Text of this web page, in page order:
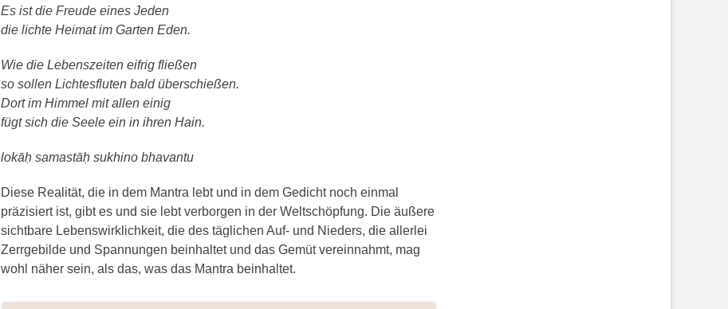
Es ist die Freude eines Jeden
die lichte Heimat im Garten Eden.
Wie die Lebenszeiten eifrig fließen
so sollen Lichtesfluten bald überschießen.
Dort im Himmel mit allen einig
fügt sich die Seele ein in ihren Hain.
lokāḥ samastāḥ sukhino bhavantu
Diese Realität, die in dem Mantra lebt und in dem Gedicht noch einmal
präzisiert ist, gibt es und sie lebt verborgen in der Weltschöpfung. Die äußere
sichtbare Lebenswirklichkeit, die des täglichen Auf- und Nieders, die allerlei
Zerrgebilde und Spannungen beinhaltet und das Gemüt vereinnahmt, mag
wohl näher sein, als das, was das Mantra beinhaltet.